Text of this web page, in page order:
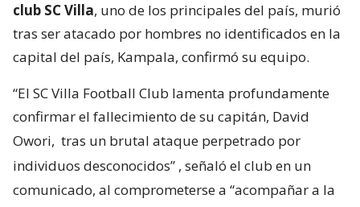
club SC Villa, uno de los principales del país, murió
tras ser atacado por hombres no identificados en la
capital del país, Kampala, confirmó su equipo.
“El SC Villa Football Club lamenta profundamente
confirmar el fallecimiento de su capitán, David
Owori, tras un brutal ataque perpetrado por
individuos desconocidos” , señaló el club en un
comunicado, al comprometerse a “acompañar a la